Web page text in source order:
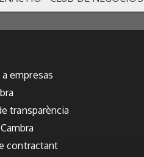
empresas
transparència
contractant